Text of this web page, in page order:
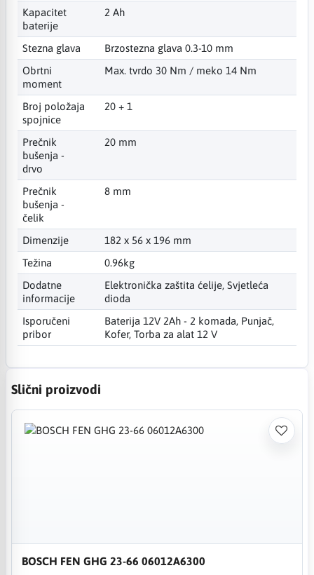
Kapacitet
baterije
2 Ah
Stezna glava
Brzostezna glava 0.3-10 mm
Obrtni
moment
Max. tvrdo 30 Nm / meko 14 Nm
Broj položaja
spojnice
20 + 1
Prečnik
bušenja -
drvo
20 mm
Prečnik
bušenja -
čelik
8 mm
Dimenzije
182 x 56 x 196 mm
Težina
0.96kg
Dodatne
informacije
Elektronička zaštita ćelije, Svjetleća
dioda
Isporučeni
pribor
Baterija 12V 2Ah - 2 komada, Punjač,
Kofer, Torba za alat 12 V
Slični proizvodi
BOSCH FEN GHG 23-66 06012A6300